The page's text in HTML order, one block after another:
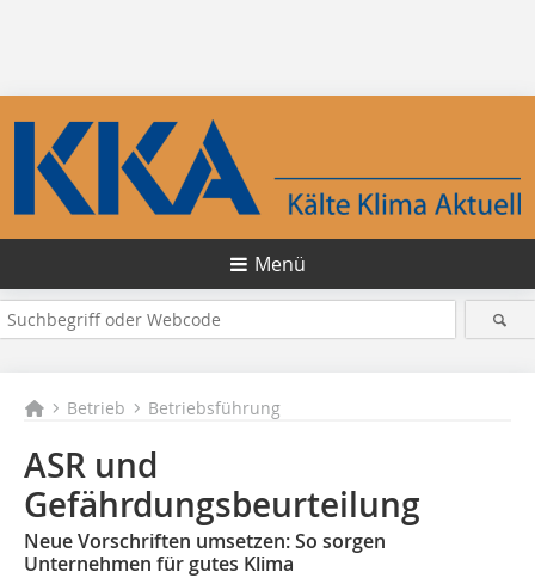
Menü
Betrieb Betriebsführung
ASR und
Gefährdungsbeurteilung
Neue Vorschriften umsetzen: So sorgen
Unternehmen für gutes Klima